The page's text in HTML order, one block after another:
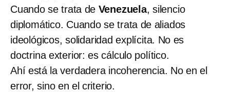
Cuando se trata de Venezuela, silencio
diplomático. Cuando se trata de aliados
ideológicos, solidaridad explícita. No es
doctrina exterior: es cálculo político.
Ahí está la verdadera incoherencia. No en el
error, sino en el criterio.